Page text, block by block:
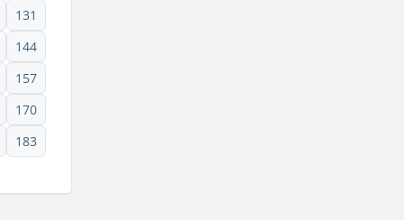
131
144
157
170
183